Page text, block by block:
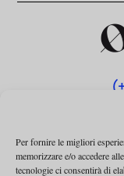
Per fornire le migliori
memorizzare e/o accedere
tecnologie ci consentirà di